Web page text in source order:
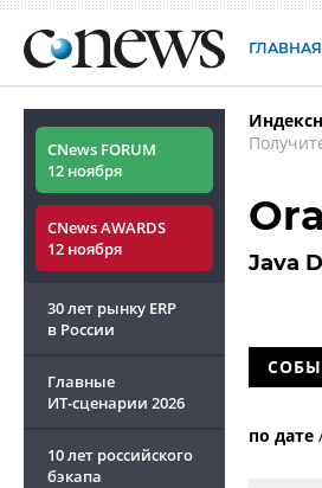
ГЛАВНАЯ
CNews FORUM
12 ноября
CNews AWARDS
12 ноября
30 лет рынку ERP
в России
Главные
ИТ-сценарии 2026
10 лет российского
бэкапа
Java
по дате